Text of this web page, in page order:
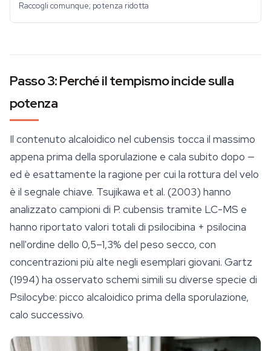
Raccogli comunque; potenza ridotta
Passo 3: Perché il tempismo incide sulla
potenza
Il contenuto alcaloidico nel cubensis tocca il massimo
appena prima della sporulazione e cala subito dopo —
ed è esattamente la ragione per cui la rottura del velo
è il segnale chiave. Tsujikawa et al. (2003) hanno
analizzato campioni di P. cubensis tramite LC-MS e
hanno riportato valori totali di psilocibina + psilocina
nell'ordine dello 0,5–1,3% del peso secco, con
concentrazioni più alte negli esemplari giovani. Gartz
(1994) ha osservato schemi simili su diverse specie di
Psilocybe: picco alcaloidico prima della sporulazione,
calo successivo.